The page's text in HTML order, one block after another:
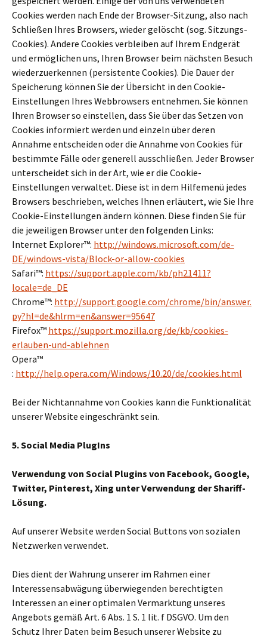
Cookies werden nach Ende der Browser-Sitzung, also nach
Schließen Ihres Browsers, wieder gelöscht (sog. Sitzungs-
Cookies). Andere Cookies verbleiben auf Ihrem Endgerät
und ermöglichen uns, Ihren Browser beim nächsten Besuch
wiederzuerkennen (persistente Cookies). Die Dauer der
Speicherung können Sie der Übersicht in den Cookie-
Einstellungen Ihres Webbrowsers entnehmen. Sie können
Ihren Browser so einstellen, dass Sie über das Setzen von
Cookies informiert werden und einzeln über deren
Annahme entscheiden oder die Annahme von Cookies für
bestimmte Fälle oder generell ausschließen. Jeder Browser
unterscheidet sich in der Art, wie er die Cookie-
Einstellungen verwaltet. Diese ist in dem Hilfemenü jedes
Browsers beschrieben, welches Ihnen erläutert, wie Sie Ihre
Cookie-Einstellungen ändern können. Diese finden Sie für
die jeweiligen Browser unter den folgenden Links:
Internet Explorer™: http://windows.microsoft.com/de-
DE/windows-vista/Block-or-allow-cookies
Safari™: https://support.apple.com/kb/ph21411?
locale=de_DE
Chrome™: http://support.google.com/chrome/bin/answer.
py?hl=de&hlrm=en&answer=95647
Firefox™ https://support.mozilla.org/de/kb/cookies-
erlauben-und-ablehnen
Opera™
: http://help.opera.com/Windows/10.20/de/cookies.html
Bei der Nichtannahme von Cookies kann die Funktionalität
unserer Website eingeschränkt sein.
5. Social Media PlugIns
Verwendung von Social Plugins von Facebook, Google,
Twitter, Pinterest, Xing unter Verwendung der Shariff-
Lösung.
Auf unserer Website werden Social Buttons von sozialen
Netzwerken verwendet.
Dies dient der Wahrung unserer im Rahmen einer
Interessensabwägung überwiegenden berechtigten
Interessen an einer optimalen Vermarktung unseres
Angebots gemäß Art. 6 Abs. 1 S. 1 lit. f DSGVO. Um den
Schutz Ihrer Daten beim Besuch unserer Website zu